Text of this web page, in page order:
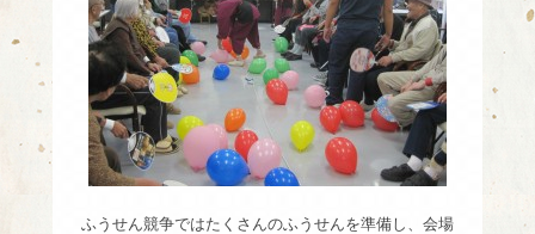
ふうせん競争ではたくさんのふうせんを準備し、会場